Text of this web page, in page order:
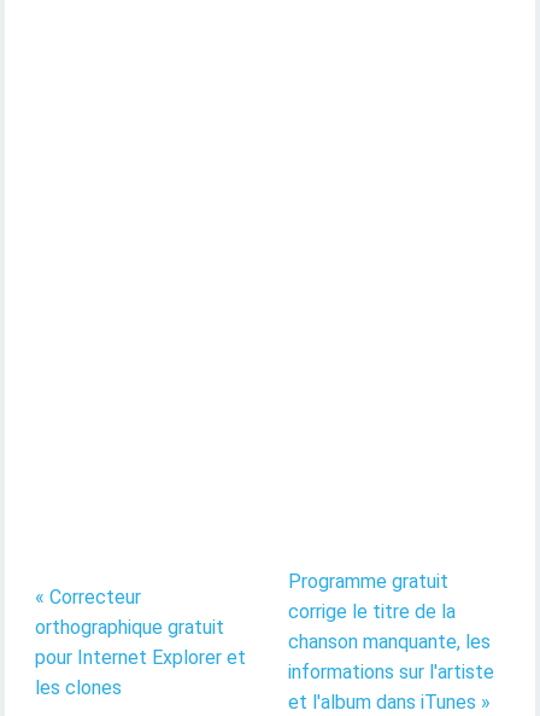
« Correcteur
orthographique gratuit
pour Internet Explorer et
les clones
Programme gratuit
corrige le titre de la
chanson manquante, les
informations sur l'artiste
et l'album dans iTunes »